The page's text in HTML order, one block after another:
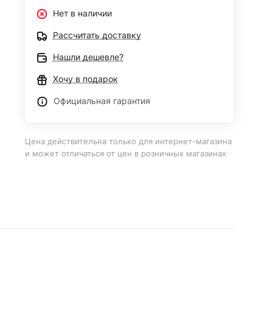
Нет в наличии
Рассчитать доставку
Нашли дешевле?
Хочу в подарок
Официальная гарантия
Цена действительна только для интернет-магазина
и может отличаться от цен в розничных магазинах